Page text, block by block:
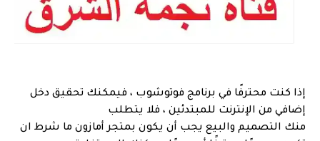
إذا كنت محترفًا في برنامج فوتوشوب ، فيمكنك تحقيق دخل
إضافي من الإنترنت للمبتدئين ، فلا يتطلب
منك التصميم والبيع يجب أن يكون بمتجر أمازون ما شرط ان